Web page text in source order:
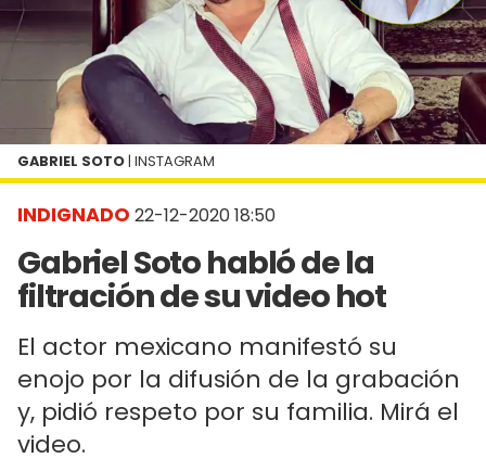
INDIGNADO 22-12-2020 18:50
Gabriel Soto habló de la
filtración de su video hot
El actor mexicano manifestó su
enojo por la difusión de la grabación
y, pidió respeto por su familia. Mirá el
video.
GABRIEL SOTO | INSTAGRAM